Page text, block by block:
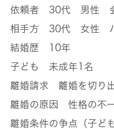
依頼者 30代 男性
相手方 30代 女性 パ
結婚歴 10年
子ども 未成年1名
離婚請求 離婚を切り
離婚の原因 性格の不
離婚条件の争点（子ども